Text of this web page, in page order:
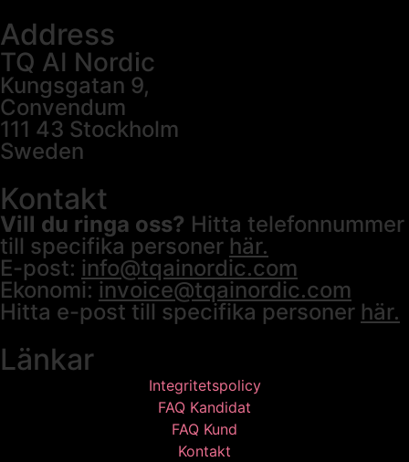
Address
TQ AI Nordic
Kungsgatan 9,
Convendum
111 43 Stockholm
Sweden
Kontakt
Vill du ringa oss? Hitta telefonnummer
till specifika personer här.
E-post: info@tqainordic.com
Ekonomi: invoice@tqainordic.com
Hitta e-post till specifika personer här.
Länkar
Integritetspolicy
FAQ Kandidat
FAQ Kund
Kontakt